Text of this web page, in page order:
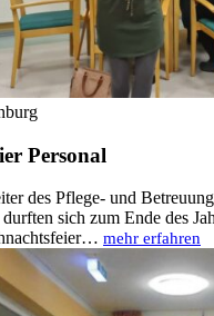
Personal
des Pflege- und
sich zum Ende des
mehr erfahren